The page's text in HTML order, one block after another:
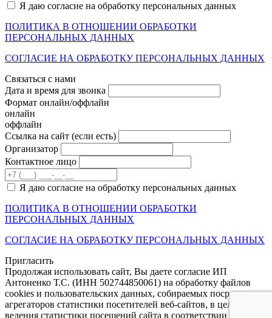
Я даю согласие на обработку персональных данных
ПОЛИТИКА В ОТНОШЕНИИ ОБРАБОТКИ
ПЕРСОНАЛЬНЫХ ДАННЫХ
СОГЛАСИЕ НА ОБРАБОТКУ ПЕРСОНАЛЬНЫХ ДАННЫХ
Связаться с нами
Дата и время для звонка
Формат онлайн/оффлайн
онлайн
оффлайн
Cсылка на сайт (если есть)
Организатор
Контактное лицо
Я даю согласие на обработку персональных данных
ПОЛИТИКА В ОТНОШЕНИИ ОБРАБОТКИ
ПЕРСОНАЛЬНЫХ ДАННЫХ
СОГЛАСИЕ НА ОБРАБОТКУ ПЕРСОНАЛЬНЫХ ДАННЫХ
Пригласить
Продолжая использовать сайт, Вы даете согласие ИП
Антоненко Т.С. (ИНН 502744850061) на обработку файлов
cookies и пользовательских данных, собираемых посредством
агрегаторов статистики посетителей веб-сайтов, в целях
ведения статистики посещений сайта в соответствии с